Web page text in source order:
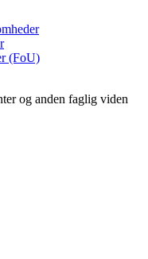
(FoU)
og anden faglig viden